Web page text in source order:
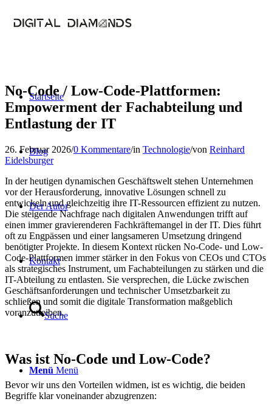
Startseite
Blog
Der Autor
Kontakt
Suche
Menü Menü
No-Code / Low-Code-Plattformen:
Empowerment der Fachabteilung und
Entlastung der IT
26. Februar 2026/0 Kommentare/in Technologie/von Reinhard
Eidelsburger
In der heutigen dynamischen Geschäftswelt stehen Unternehmen
vor der Herausforderung, innovative Lösungen schnell zu
entwickeln und gleichzeitig ihre IT-Ressourcen effizient zu nutzen.
Die steigende Nachfrage nach digitalen Anwendungen trifft auf
einen immer gravierenderen Fachkräftemangel in der IT. Dies führt
oft zu Engpässen und einer langsameren Umsetzung dringend
benötigter Projekte. In diesem Kontext rücken No-Code- und Low-
Code-Plattformen immer stärker in den Fokus von CEOs und CTOs
als strategisches Instrument, um Fachabteilungen zu stärken und die
IT-Abteilung zu entlasten. Sie versprechen, die Lücke zwischen
Geschäftsanforderungen und technischer Umsetzbarkeit zu
schließen und somit die digitale Transformation maßgeblich
voranzutreiben.
Was ist No-Code und Low-Code?
Bevor wir uns den Vorteilen widmen, ist es wichtig, die beiden
Begriffe klar voneinander abzugrenzen: